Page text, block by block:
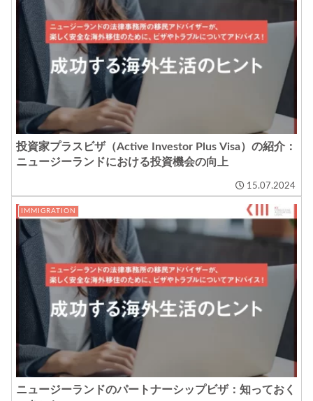
投資家プラスビザ（Active Investor Plus Visa）の紹介：
ニュージーランドにおける投資機会の向上
15.07.2024
IMMIGRATION
ニュージーランドのパートナーシップビザ：知っておく